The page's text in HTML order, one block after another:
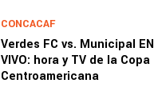
CONCACAF
Verdes FC vs. Municipal EN
VIVO: hora y TV de la Copa
Centroamericana